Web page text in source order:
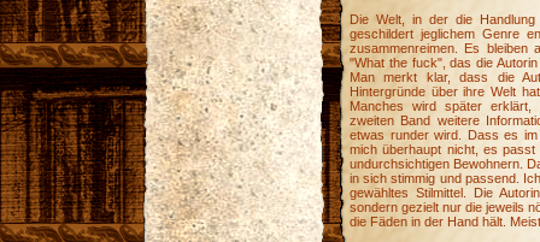
Die Welt, in der die
geschildert jeglichem Genre
zusammenreimen. Es bleiben
"What the fuck", das die
Man merkt klar, dass die
Hintergründe über ihre Welt
Manches wird später
zweiten Band weitere
etwas runder wird. Dass es
mich überhaupt nicht, es
undurchsichtigen Bewohnern.
in sich stimmig und passend.
gewähltes Stilmittel. Die
sondern gezielt nur die jeweils
die Fäden in der Hand hält.